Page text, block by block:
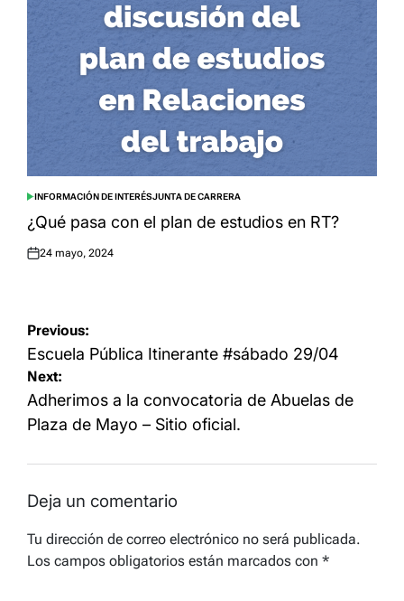
POSTED
INFORMACIÓN DE INTERÉSJUNTA DE CARRERA
¿Qué pasa con el plan de estudios en RT?
Posted
24 mayo, 2024
Navegación
de
entradas
Previous:
Escuela Pública Itinerante #sábado 29/04
Next:
Adherimos a la convocatoria de Abuelas de
Plaza de Mayo – Sitio oficial​.
Deja un comentario
Tu dirección de correo electrónico no será publicada.
Los campos obligatorios están marcados con *